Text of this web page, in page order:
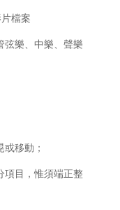
檔案​
弦樂、中樂、聲樂
移動；
項目，惟須端正整